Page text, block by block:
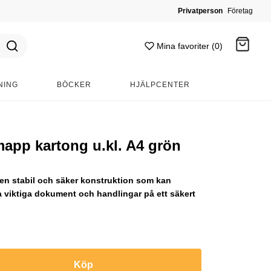
Privatperson Företag
Mina favoriter (0)
BÖCKER HJÄLPCENTER
kartong u.kl. A4 grön
stabil och säker konstruktion som kan
viktiga dokument och handlingar på ett säkert
Köp